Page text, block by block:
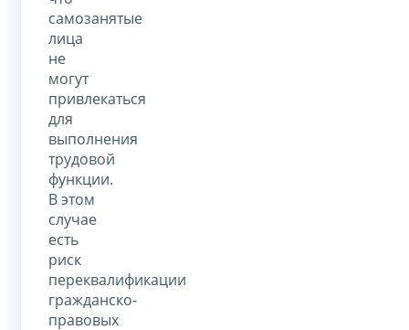
самозанятые
лица
не
могут
привлекаться
для
выполнения
трудовой
функции.
В этом
случае
есть
риск
переквалификации
гражданско-
правовых